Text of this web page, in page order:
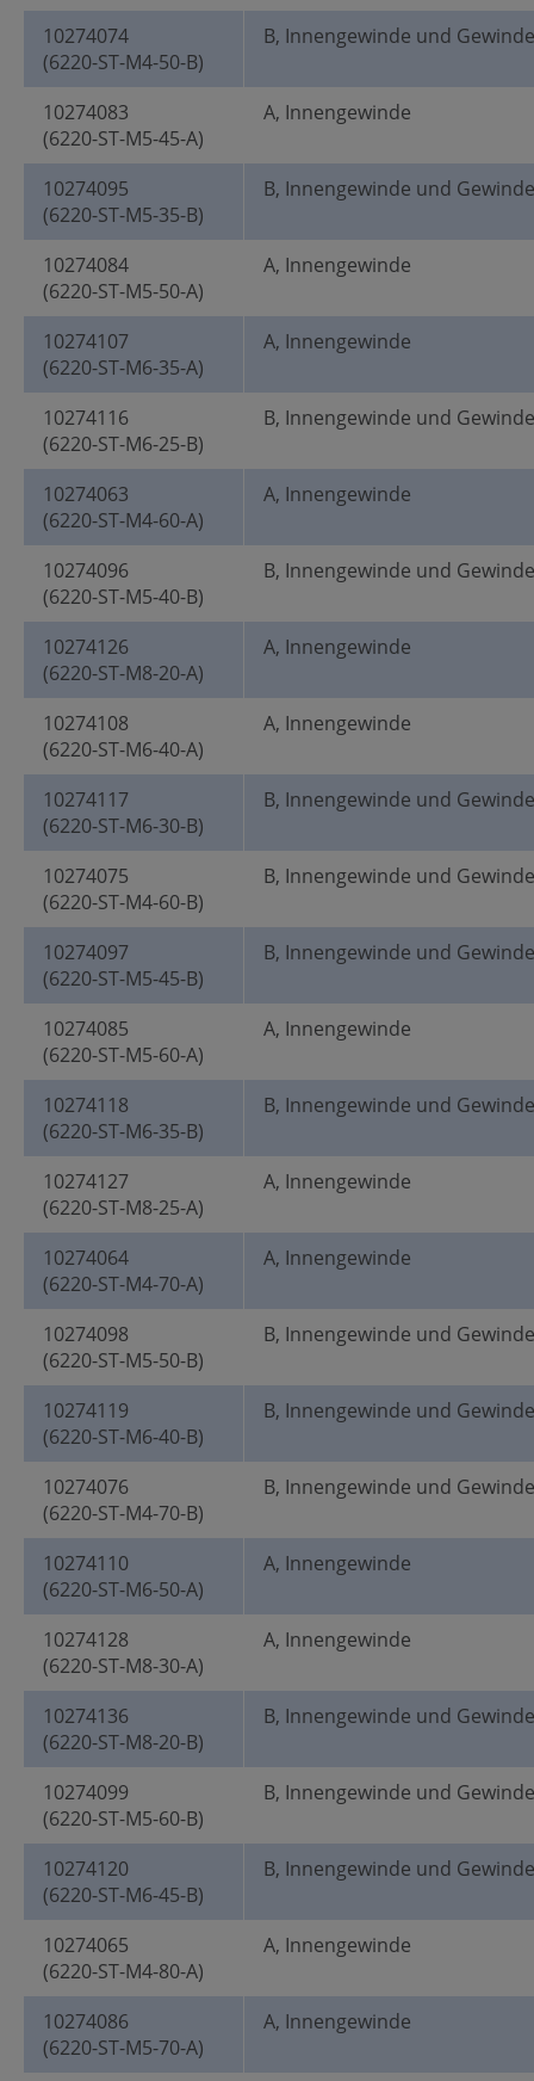
10274074
(6220-ST-M4-50-B)
B, Innengewinde und
10274083
(6220-ST-M5-45-A)
A, Innengewinde
10274095
(6220-ST-M5-35-B)
B, Innengewinde und
10274084
(6220-ST-M5-50-A)
A, Innengewinde
10274107
(6220-ST-M6-35-A)
A, Innengewinde
10274116
(6220-ST-M6-25-B)
B, Innengewinde und
10274063
(6220-ST-M4-60-A)
A, Innengewinde
10274096
(6220-ST-M5-40-B)
B, Innengewinde und
10274126
(6220-ST-M8-20-A)
A, Innengewinde
10274108
(6220-ST-M6-40-A)
A, Innengewinde
10274117
(6220-ST-M6-30-B)
B, Innengewinde und
10274075
(6220-ST-M4-60-B)
B, Innengewinde und
10274097
(6220-ST-M5-45-B)
B, Innengewinde und
10274085
(6220-ST-M5-60-A)
A, Innengewinde
10274118
(6220-ST-M6-35-B)
B, Innengewinde und
10274127
(6220-ST-M8-25-A)
A, Innengewinde
10274064
(6220-ST-M4-70-A)
A, Innengewinde
10274098
(6220-ST-M5-50-B)
B, Innengewinde und
10274119
(6220-ST-M6-40-B)
B, Innengewinde und
10274076
(6220-ST-M4-70-B)
B, Innengewinde und
10274110
(6220-ST-M6-50-A)
A, Innengewinde
10274128
(6220-ST-M8-30-A)
A, Innengewinde
10274136
(6220-ST-M8-20-B)
B, Innengewinde und
10274099
(6220-ST-M5-60-B)
B, Innengewinde und
10274120
(6220-ST-M6-45-B)
B, Innengewinde und
10274065
(6220-ST-M4-80-A)
A, Innengewinde
10274086
(6220-ST-M5-70-A)
A, Innengewinde